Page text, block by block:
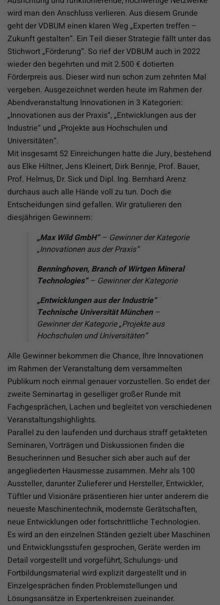
wird man den Anschluss verlieren. Aus diesem Grunde
geht der VDBUM einen klaren Weg „Experten treffen –
Zukunft gestalten“. Ein Teil dieser Strategie fällt unter das
Stichwort „Förderung“. So rief der VDBUM auch in 2022
wieder den begehrten und mit 2.500 € dotierten
Förderpreis aus. Dieser wird nun schon zum zehnten Mal
vergeben. Ausgezeichnet werden heute im Rahmen der
Abendveranstaltung Innovationen in 3 Kategorien:
„Innovationen aus der Praxis“, „Entwicklungen aus der
Industrie“ und „Projekte aus Hochschulen und
Universitäten“.
Mit insgesamt 52 Einreichungen hatte die Jury, bestehend
aus Elke Hiltner, Jens Kleinert, Dirk Bennje, Prof. Bauer,
Prof. Helmus, Dr. Sick und Dipl. Ing. Bernhard Arenz
durchaus auch alle Hände voll zu tun. Doch die
Entscheidungen sind gefallen. Wir gratulieren den
diesjährigen Gewinnern:
„Max Wild GmbH“– Gewinner der Kategorie
„Innovationen aus der Praxis“
Benninghoven, Branch of Wirtgen Mineral
Technologies“– Gewinner der Kategorie
„Entwicklungen aus der Industrie“
Technische Universität München–
Gewinner der Kategorie „Projekte aus
Hochschulen und Universitäten“
Alle Gewinner bekommen die Chance, Ihre Innovationen
im Rahmen der Veranstaltung dem versammelten
Publikum noch einmal genauer vorzustellen. So endet der
zweite Seminartag in geselliger großer Runde mit
Fachgesprächen, Lachen und begleitet von verschiedenen
Veranstaltungshighlights.
Parallel zu den laufenden und durchaus straff getakteten
Seminaren, Vorträgen und Diskussionen finden die
Besucherinnen und Besucher sich aber auch auf der
angegliederten Hausmesse zusammen. Mehr als 100
Aussteller, darunter Zulieferer und Hersteller, Entwickler,
Tüftler und Visionäre präsentieren hier unter anderem die
neueste Maschinentechnik, modernste Gerätschaften,
neue Entwicklungen oder fortschrittliche Technologien.
Es wird an den einzelnen Ständen gezielt über Maschinen
und Entwicklungsstufen gesprochen, Geräte werden im
Detail vorgestellt und vorgeführt, Schulungs- und
Fortbildungsmaterial wird explizit dargestellt und in
Einzelgesprächen finden Problemstellungen und
Lösungsansätze in Expertenkreisen zueinander.